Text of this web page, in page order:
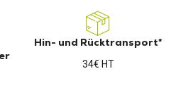
Hin- und Rücktransport*
34€ HT